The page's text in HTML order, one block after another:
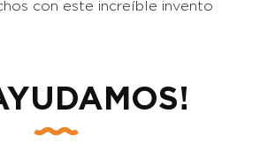
con este increíble invento